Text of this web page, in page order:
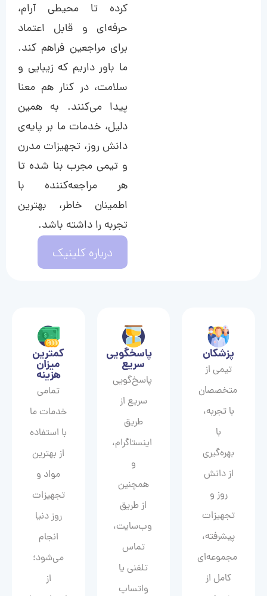
کرده تا محیطی آرام،
حرفه‌ای و قابل اعتماد
برای مراجعین فراهم کند.
ما باور داریم که زیبایی و
سلامت، در کنار هم معنا
پیدا می‌کنند. به همین
دلیل، خدمات ما بر پایه‌ی
دانش روز، تجهیزات مدرن
و تیمی مجرب بنا شده تا
هر مراجعه‌کننده با
اطمینان خاطر، بهترین
تجربه را داشته باشد.
درباره کلینیک
پزشکان
تیمی از
متخصصان
با تجربه،
با
بهره‌گیری
از دانش
روز و
تجهیزات
پیشرفته،
مجموعه‌ای
کامل از
پاسخگویی
سریع
پاسخ‌گویی
سریع از
طریق
اینستاگرام،
و
همچنین
از طریق
وب‌سایت،
تماس
تلفنی یا
واتساپ
کمترین
میزان
هزینه
تمامی
خدمات ما
با استفاده
از بهترین
مواد و
تجهیزات
روز دنیا
انجام
می‌شود؛
از